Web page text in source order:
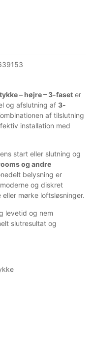
– højre – 3-faset er
og afslutning af 3-
af tilslutning
installation med
start eller slutning og
og andre
belysning er
og diskret
mørke loftsløsninger.
levetid og nem
slutresultat og